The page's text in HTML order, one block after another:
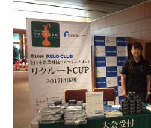
訪問看護 【まごころ訪問
介護保険相談・ケアプラン作成
三芳地域在宅介護相談 【三芳地
光洋会の四季
お問い合